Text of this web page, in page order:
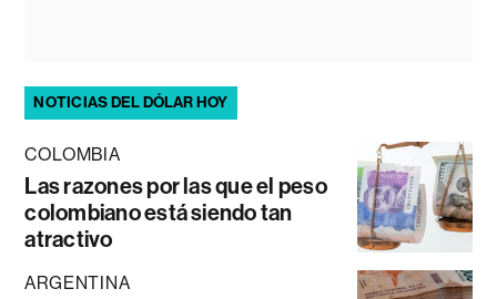
NOTICIAS DEL DÓLAR HOY
COLOMBIA
Las razones por las que el peso
colombiano está siendo tan
atractivo
ARGENTINA